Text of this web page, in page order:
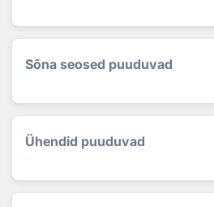
Sõna seosed puuduvad
Ühendid puuduvad